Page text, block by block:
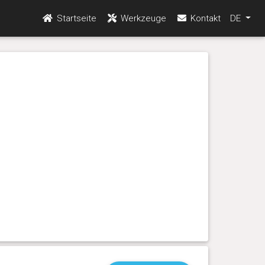
Startseite Werkzeuge Kontakt DE